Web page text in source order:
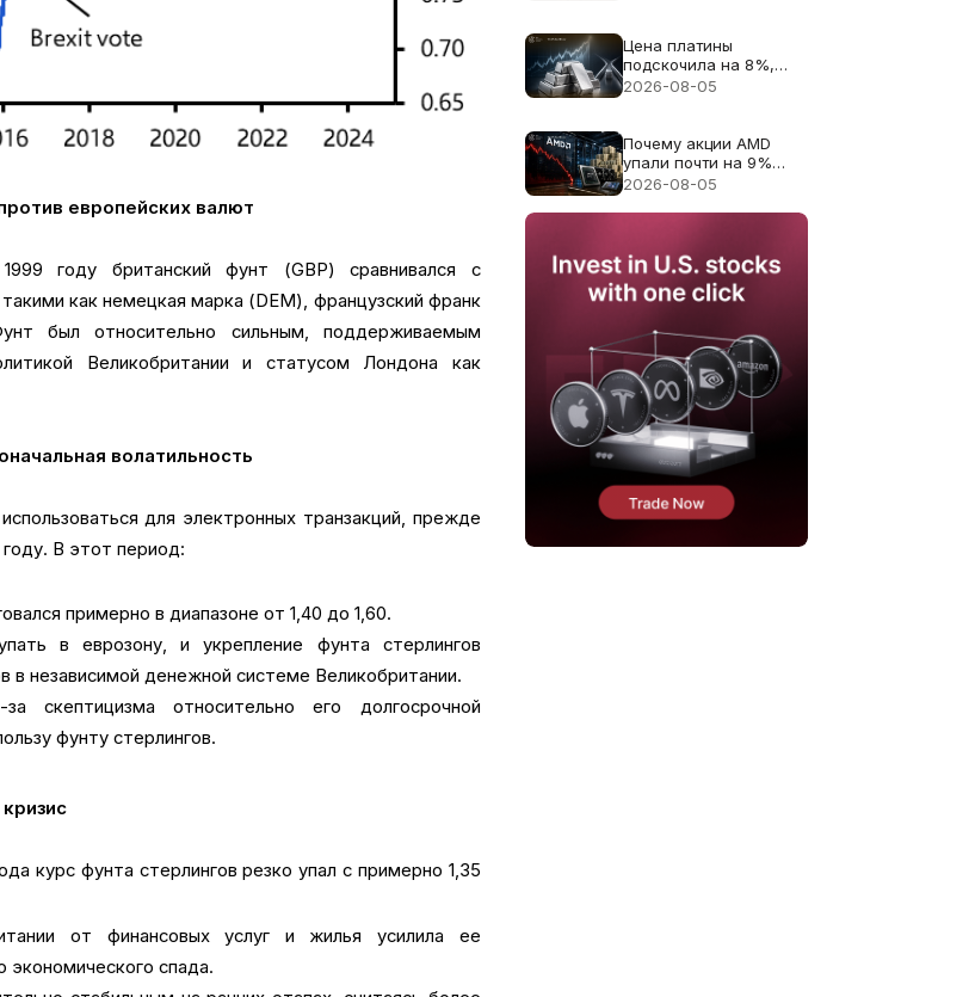
европейских валют
году британский фунт (GBP) сравнивался с
как немецкая марка (DEM), французский франк
был относительно сильным, поддерживаемым
Великобритании и статусом Лондона как
волатильность
для электронных транзакций, прежде
В этот период:
примерно в диапазоне от 1,40 до 1,60.
в еврозону, и укрепление фунта стерлингов
в независимой денежной системе Великобритании.
скептицизма относительно его долгосрочной
фунту стерлингов.
курс фунта стерлингов резко упал с примерно 1,35
от финансовых услуг и жилья усилила ее
экономического спада.
Цена платины
подскочила на 8%,
поскольку дефицит
внимания
2026-08-05
Почему акции AMD
упали почти на 9%
несмотря на
2026-08-05